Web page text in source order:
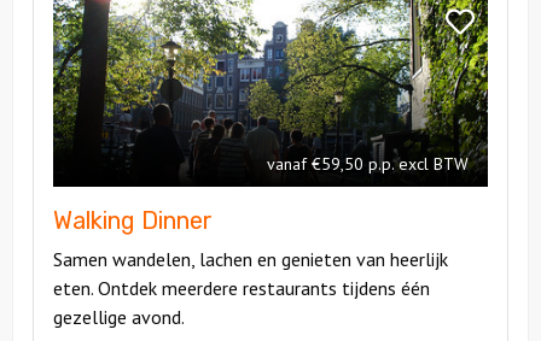
Bekijk
Walking
Dinner
vanaf €59,50 p.p. excl BTW
Walking Dinner
Samen wandelen, lachen en genieten van heerlijk
eten. Ontdek meerdere restaurants tijdens één
gezellige avond.
Walking
Dinner